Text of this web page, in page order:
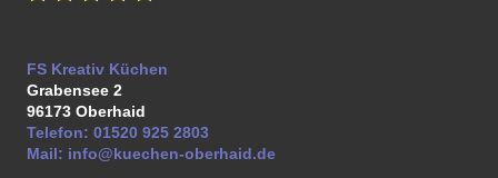
FS Kreativ Küchen
Grabensee 2
96173 Oberhaid
Telefon: 01520 925 2803
Mail: info@kuechen-oberhaid.de